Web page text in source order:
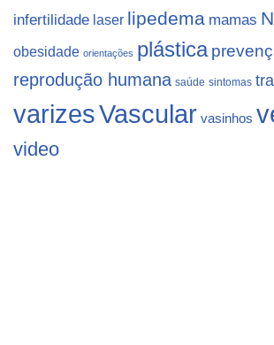
infertilidade laser lipedema mamas
obesidade orientações plástica
reprodução humana saúde sintomas
varizesVascular vasinhos
video